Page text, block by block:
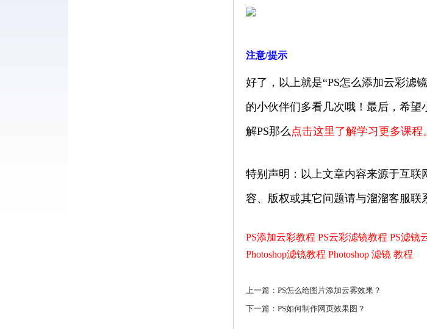
注意/提示
好了，以上就是“PS怎么添加云彩滤
的小伙伴们多看几次哦！最后，希
解PS那么点击这里了解学习更多课程。
特别声明：以上文章内容来源于互
容、版权或其它问题请与溜溜客服联
PS添加云彩教程 PS云彩滤镜教程 PS滤镜
Photoshop滤镜教程 Photoshop 滤镜 教程
上一篇： PS怎么给图片添加云雾效果？
下一篇： PS如何制作网页效果图？